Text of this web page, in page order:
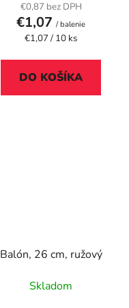
€0,87 bez DPH
€1,07 / balenie
Jednotková
€1,07 / 10 ks
DO KOŠÍKA
Balón, 26 cm, ružový
Skladom